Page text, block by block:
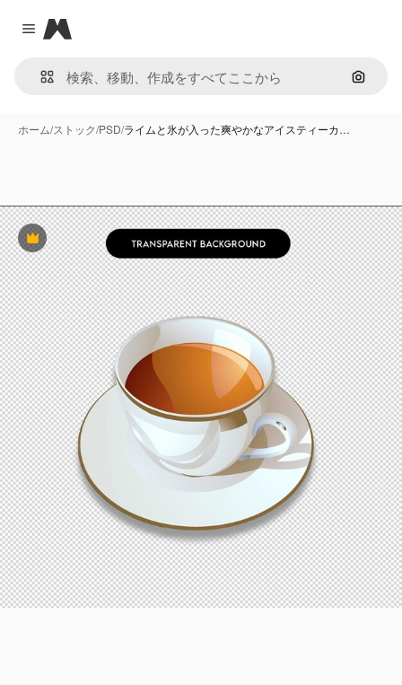
Close menu
Magnific
画像で
ホーム/ストック/PSD/ライムと氷が入った爽やかなアイスティーカ…
Premium